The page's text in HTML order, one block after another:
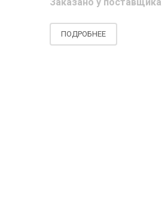
Заказано у поставщика
ПОДРОБНЕЕ